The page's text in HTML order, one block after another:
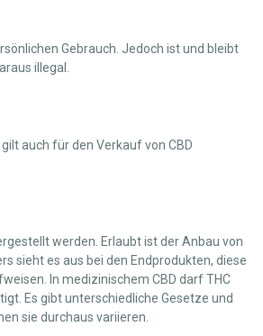
Gebrauch. Jedoch ist und bleibt
illegal.
auch für den Verkauf von CBD
werden. Erlaubt ist der Anbau von
sieht es aus bei den Endprodukten, diese
In medizinischem CBD darf THC
Es gibt unterschiedliche Gesetze und
sie durchaus variieren.